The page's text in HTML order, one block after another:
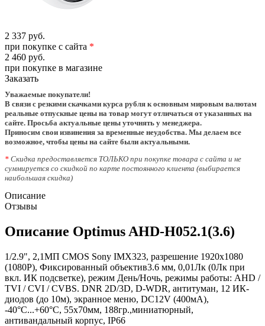
2 337 руб.
при покупке с сайта *
2 460 руб.
при покупке в магазине
Заказать
Уважаемые покупатели!
В связи с резкими скачками курса рубля к основным мировым валютам
реальные отпускные цены на товар могут отличаться от указанных на
сайте. Просьба актуальные цены уточнять у менеджера.
Приносим свои извинения за временные неудобства. Мы делаем все
возможное, чтобы цены на сайте были актуальными.
* Скидка предоставляется ТОЛЬКО при покупке товара с сайта и не
суммируется со скидкой по карте постоянного клиента (выбирается
наибольшая скидка)
Описание
Отзывы
Описание Optimus AHD-H052.1(3.6)
1/2.9", 2,1МП CMOS Sony IMX323, разрешение 1920х1080
(1080P), Фиксированный объектив3.6 мм, 0,01Лк (0Лк при
вкл. ИК подсветке), режим День/Ночь, режимы работы: AHD /
TVI / CVI / CVBS. DNR 2D/3D, D-WDR, антитуман, 12 ИК-
диодов (до 10м), экранное меню, DC12V (400мА),
-40°С...+60°С, 55х70мм, 188гр.,миниатюрный,
антивандальный корпус, IP66